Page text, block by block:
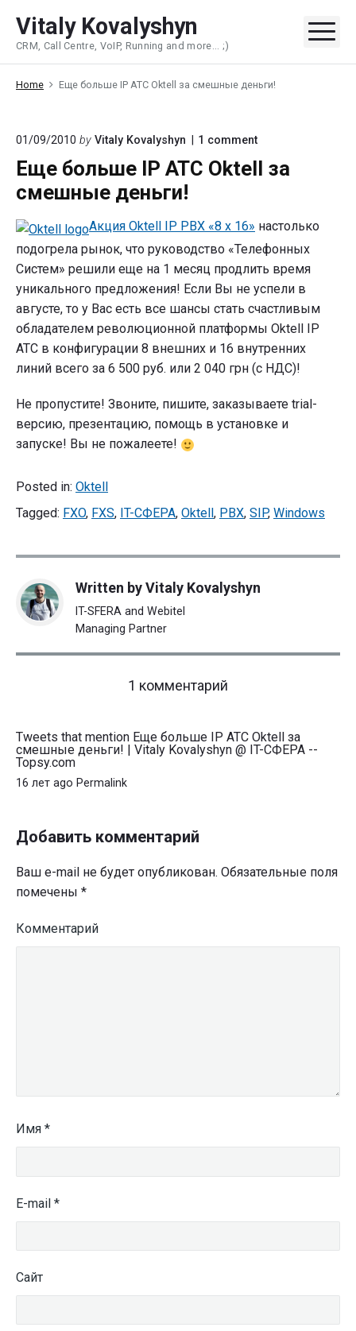
content
Vitaly Kovalyshyn
CRM, Call Centre, VoIP, Running and more... ;)
Home Еще больше IP АТС Oktell за смешные деньги!
01/09/2010 by Vitaly Kovalyshyn 1 commenton
больше
за
деньги!"
Еще больше IP АТС Oktell за
смешные деньги!
Акция Oktell IP PBX «8 x 16» настолько
подогрела рынок, что руководство «Телефонных
Систем» решили еще на 1 месяц продлить время
уникального предложения! Если Вы не успели в
августе, то у Вас есть все шансы стать счастливым
обладателем революционной платформы Oktell IP
АТС в конфигурации 8 внешних и 16 внутренних
линий всего за 6 500 руб. или 2 040 грн (с НДС)!
Не пропустите! Звоните, пишите, заказываете trial-
версию, презентацию, помощь в установке и
запуске! Вы не пожалеете!
Posted in: Oktell
Tagged: FXO, FXS, IT-СФЕРА, Oktell, PBX, SIP, Windows
Written byVitaly Kovalyshyn
IT-SFERA and Webitel
Managing Partner
1 комментарий
IP
АТС
Tweets that mention Еще больше IP АТС Oktell за
смешные деньги! | Vitaly Kovalyshyn @ IT-СФЕРА --
Topsy.com
16 лет ago Permalink
Добавить комментарий
Ваш e-mail не будет опубликован. Обязательные поля
помечены *
Комментарий
Имя *
E-mail *
Сайт